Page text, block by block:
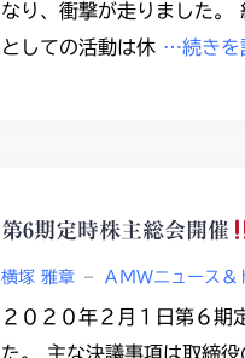
なり、衝撃が走りました。
としての活動は休 …続きを
第6期定時株主総会開催
横塚 雅章 – ＡＭＷニュース＆
２０２０年２月１日第６期
た。 主な決議事項は取締